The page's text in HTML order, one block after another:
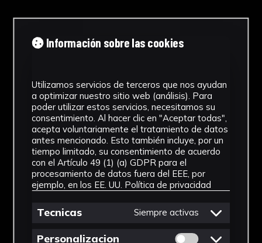
Sobre emitido por Michael Apheshero y
Danielle Colomine
NºCatálogo
FGD-07-0XX-054
Tipología
Documento
Cronología
SF
Información sobre las cookies
Utilizamos servicios de terceros que nos ayudan
a optimizar nuestro sitio web (análisis). Para
poder utilizar estos servicios, necesitamos su
consentimiento. Al hacer clic en "Aceptar todas",
acepta voluntariamente el tratamiento de datos
antes mencionado. Esto también incluye, por un
tiempo limitado, su consentimiento de acuerdo
con el Artículo 49 (1) (a) GDPR para el
procesamiento de datos fuera del EEE, por
ejemplo, en los EE. UU. Política de privacidad
Tecnicas Siempre activas
Personalizacion Permitir cookies